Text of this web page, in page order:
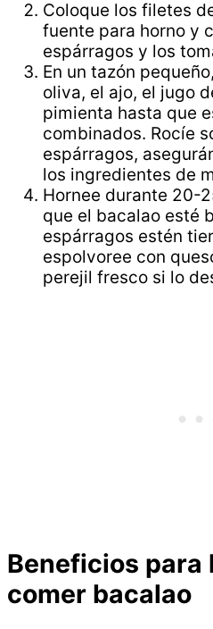
Coloque los filetes
fuente para horno y
espárragos y los
En un tazón
oliva, el ajo, el jugo
pimienta hasta que
combinados. Rocíe
espárragos,
los ingredientes de
Hornee durante 20-
que el bacalao esté
espárragos estén
espolvoree con
perejil fresco si lo
Beneficios para
comer bacalao